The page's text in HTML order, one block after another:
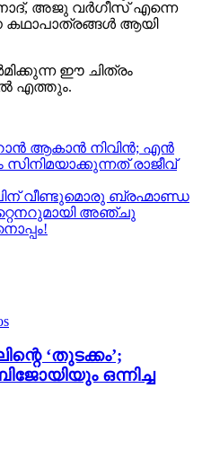
അജു വർഗീസ് എന്നെ
കഥാപാത്രങ്ങൾ ആയി
ഈ ചിത്രം
എത്തും.
ആകാന്‍ നിവിന്‍; എന്‍
രാജീവ്‌
വീണ്ടുമൊരു ബ്രഹ്മാണ്ഡ
അഞ്ചു
‘തുടക്കം’;
ഒന്നിച്ച